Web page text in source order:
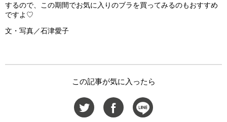
するので、この期間でお気に入りのブラを買ってみるのもおすすめ
ですよ♡
文・写真／石津愛子
この記事が気に入ったら